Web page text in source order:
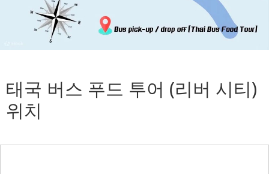
태국 버스 푸드 투어 (리버 시티)
위치